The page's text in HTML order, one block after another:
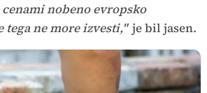
nobeno evropsko
tega ne more izvesti," je bil jasen.